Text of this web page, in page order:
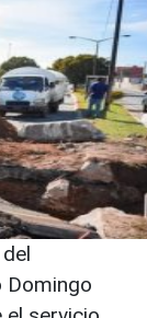
Domingo